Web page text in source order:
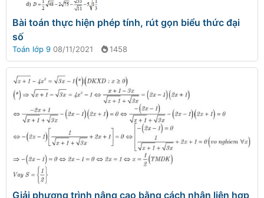
Bài toán thực hiện phép tính, rút gọn biểu thức đại
số
Toán lớp 9 08/11/2021 1458
Giải phương trình nâng cao bằng cách nhân liên hợp